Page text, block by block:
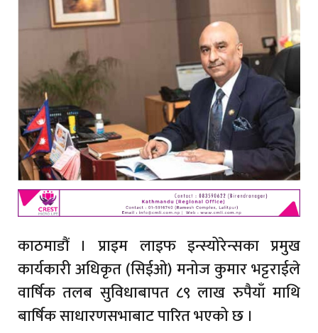
काठमाडौं । प्राइम लाइफ इन्स्योरेन्सका प्रमुख
कार्यकारी अधिकृत (सिईओ) मनोज कुमार भट्टराईले
वार्षिक तलब सुविधाबापत ८९ लाख रुपैयाँ माथि
बार्षिक साधारणसभाबाट पारित भएको छ ।